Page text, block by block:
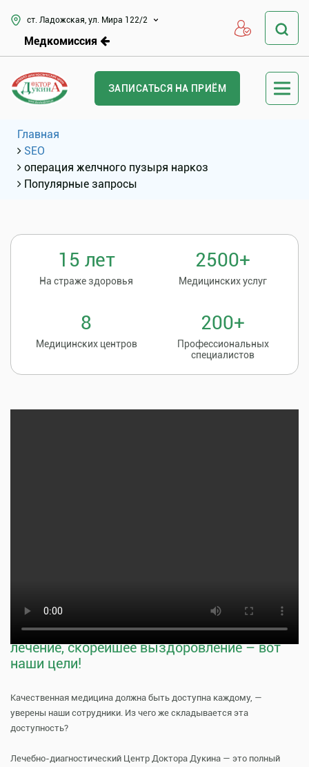
ст. Ладожская, ул. Мира 122/2
Медкомиссия
ЗАПИСАТЬСЯ НА ПРИЁМ
Главная
SEO
операция желчного пузыря наркоз
Популярные запросы
15 лет
На страже здоровья
2500+
Медицинских услуг
8
Медицинских центров
200+
Профессиональных
специалистов
Тщательная профилактика, качественное
лечение, скорейшее выздоровление – вот
наши цели!
Качественная медицина должна быть доступна каждому, —
уверены наши сотрудники. Из чего же складывается эта
доступность?
Лечебно-диагностический Центр Доктора Дукина — это полный